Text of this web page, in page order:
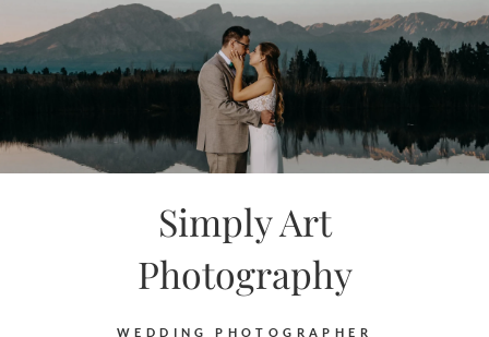
to
content
Simply Art
Photography
WEDDING PHOTOGRAPHER